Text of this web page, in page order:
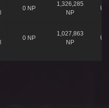
0 NP
1,326,285
NP
0 NP
1,027,863
NP